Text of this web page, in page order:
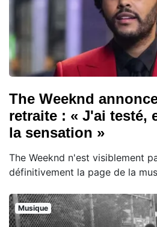
The Weeknd
retraite : « J'ai testé,
la sensation »
The Weeknd n'est visiblement
définitivement la page de la
Musique